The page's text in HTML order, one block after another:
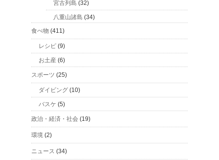
宮古列島 (32)
八重山諸島 (34)
食べ物 (411)
レシピ (9)
お土産 (6)
スポーツ (25)
ダイビング (10)
バスケ (5)
政治・経済・社会 (19)
環境 (2)
ニュース (34)